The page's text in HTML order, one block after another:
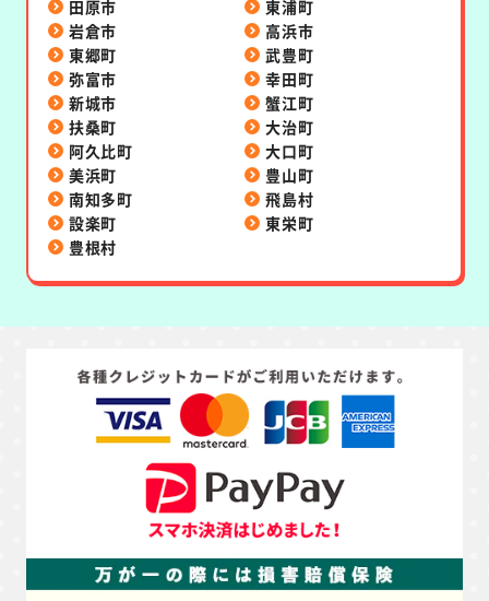
田原市
東浦町
岩倉市
高浜市
東郷町
武豊町
弥富市
幸田町
新城市
蟹江町
扶桑町
大治町
阿久比町
大口町
美浜町
豊山町
南知多町
飛島村
設楽町
東栄町
豊根村